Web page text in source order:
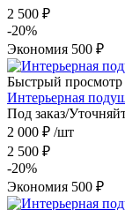
2 500 ₽
-20%
Экономия 500 ₽
Быстрый просмотр
Интерьерная
Под заказ/
2 000 ₽ /шт
2 500 ₽
-20%
Экономия 500 ₽